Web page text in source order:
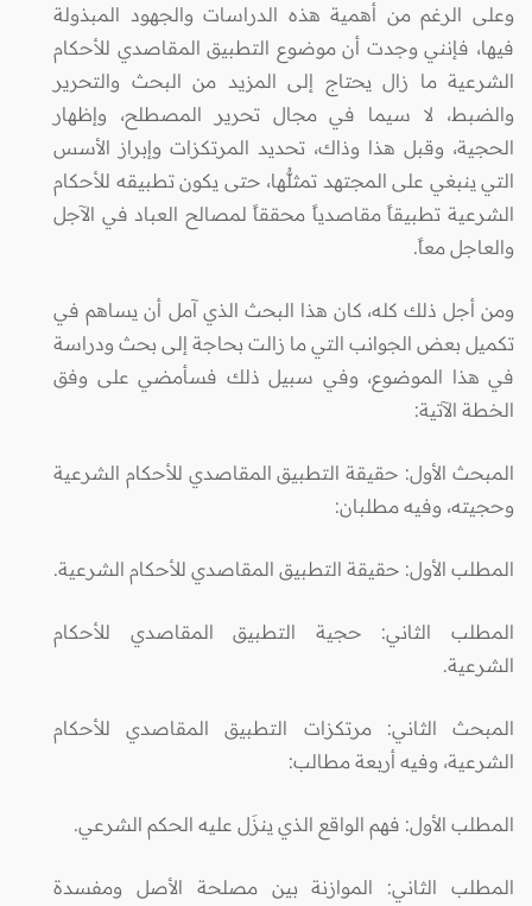
وعلى الرغم من أهمية هذه الدراسات والجهود المبذولة
فيها، فإنني وجدت أن موضوع التطبيق المقاصدي للأحكام
الشرعية ما زال يحتاج إلى المزيد من البحث والتحرير
والضبط، لا سيما في مجال تحرير المصطلح، وإظهار
الحجية، وقبل هذا وذاك، تحديد المرتكزات وإبراز الأسس
التي ينبغي على المجتهد تمثلُّها، حتى يكون تطبيقه للأحكام
الشرعية تطبيقاً مقاصدياً محققاً لمصالح العباد في الآجل
والعاجل معاً.
ومن أجل ذلك كله، كان هذا البحث الذي آمل أن يساهم في
تكميل بعض الجوانب التي ما زالت بحاجة إلى بحث ودراسة
في هذا الموضوع، وفي سبيل ذلك فسأمضي على وفق
الخطة الآتية:
المبحث الأول: حقيقة التطبيق المقاصدي للأحكام الشرعية
وحجيته، وفيه مطلبان:
المطلب الأول: حقيقة التطبيق المقاصدي للأحكام الشرعية.
المطلب الثاني: حجية التطبيق المقاصدي للأحكام
الشرعية.
المبحث الثاني: مرتكزات التطبيق المقاصدي للأحكام
الشرعية، وفيه أربعة مطالب:
المطلب الأول: فهم الواقع الذي ينزَل عليه الحكم الشرعي.
المطلب الثاني: الموازنة بين مصلحة الأصل ومفسدة